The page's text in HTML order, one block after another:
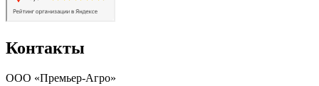
Контакты
ООО «Премьер-Агро»